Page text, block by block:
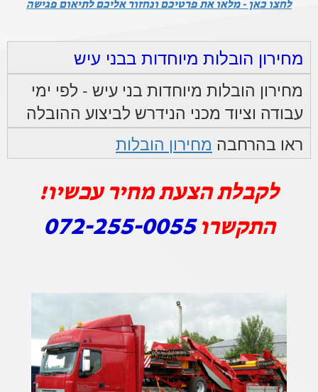
לחצו כאן - מלאו את פרטיכם ונחזור אליכם לתיאום פגישה
מחירון הובלות מיוחדות בבני עיש
מחירון הובלות מיוחדות בני עיש - לפי ימי
עבודה וציוד מכני הנידרש לביצוע ההובלה
ראו בהרחבה מחירון הובלות
לקבלת הצעת מחיר עכשיו!
התקשרו072-255-0055